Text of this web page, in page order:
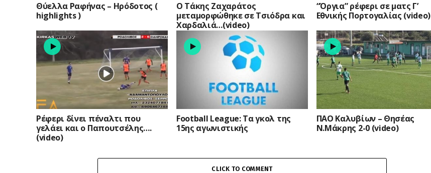
Θύελλα Ραφήνας – Ηρόδοτος (
highlights )
Ο Τάκης Ζαχαράτος
μεταμορφώθηκε σε Τσιόδρα και
Χαρδαλιά…(video)
“Όργια” ρέφερι σε ματς Γ’
Εθνικής Πορτογαλίας (video)
Ρέφερι δίνει πέναλτι που
γελάει και ο Παπουτσέλης….
(video)
Football League: Τα γκολ της
15ης αγωνιστικής
ΠΑΟ Καλυβίων – Θησέας
Ν.Μάκρης 2-0 (video)
CLICK TO COMMENT